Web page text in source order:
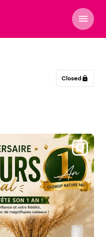
menu
Closed lock